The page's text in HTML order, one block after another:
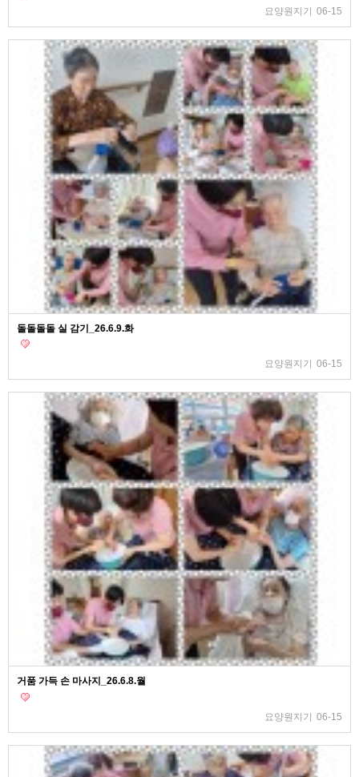
요양원지기 06-15
돌돌돌돌 실 감기_26.6.9.화
요양원지기 06-15
거품 가득 손 마사지_26.6.8.월
요양원지기 06-15